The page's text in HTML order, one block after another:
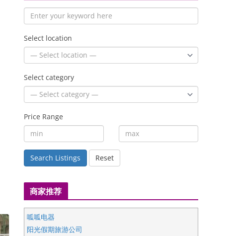
Select location
Select category
Price Range
Search Listings Reset
商家推荐
呱呱电器
阳光假期旅游公司